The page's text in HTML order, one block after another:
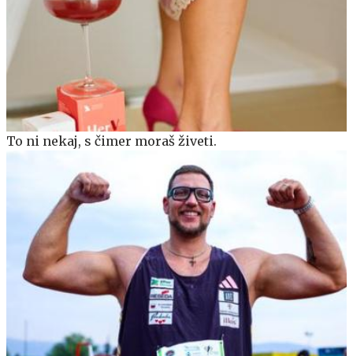
To ni nekaj, s čimer moraš živeti.